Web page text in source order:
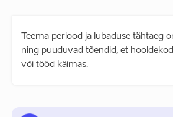
Teema periood ja lubaduse tähtaeg
ning puuduvad tõendid, et
või tööd käimas.